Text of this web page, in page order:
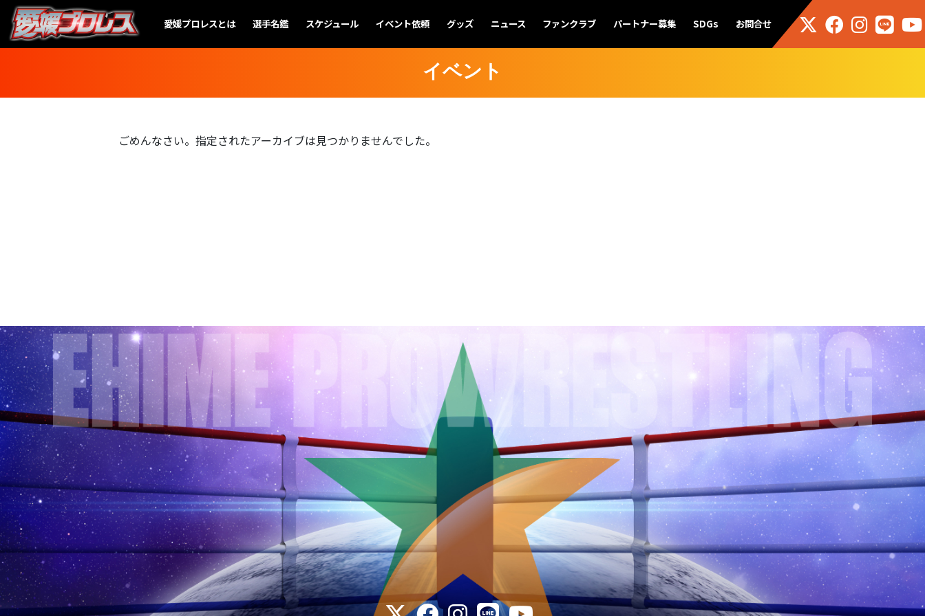
愛媛プロレスとは 選手名鑑 スケジュール イベント依頼 グッズ ニュース ファンクラブ パートナー募集 SDGs お問合せ
イベント
ごめんなさい。指定されたアーカイブは見つかりませんでした。